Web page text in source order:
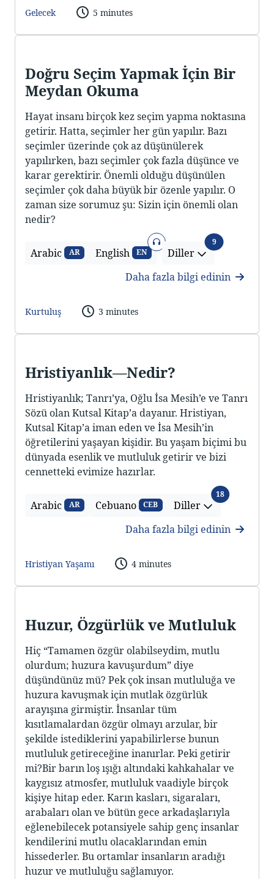
Gelecek 5 minutes
Doğru Seçim Yapmak İçin Bir
Meydan Okuma
Hayat insanı birçok kez seçim yapma noktasına
getirir. Hatta, seçimler her gün yapılır. Bazı
seçimler üzerinde çok az düşünülerek
yapılırken, bazı seçimler çok fazla düşünce ve
karar gerektirir. Önemli olduğu düşünülen
seçimler çok daha büyük bir özenle yapılır. O
zaman size sorumuz şu: Sizin için önemli olan
nedir?
Arabic AR English EN
Ses
Diller
9Diller
Daha fazla bilgi edinin
Kurtuluş 3 minutes
Hristiyanlık—Nedir?
Hristiyanlık; Tanrı’ya, Oğlu İsa Mesih’e ve Tanrı
Sözü olan Kutsal Kitap’a dayanır. Hristiyan,
Kutsal Kitap’a iman eden ve İsa Mesih’in
öğretilerini yaşayan kişidir. Bu yaşam biçimi bu
dünyada esenlik ve mutluluk getirir ve bizi
cennetteki evimize hazırlar.
Arabic AR Cebuano CEB Diller
18Diller
Daha fazla bilgi edinin
Hristiyan Yaşamı 4 minutes
Huzur, Özgürlük ve Mutluluk
Hiç “Tamamen özgür olabilseydim, mutlu
olurdum; huzura kavuşurdum” diye
düşündünüz mü? Pek çok insan mutluluğa ve
huzura kavuşmak için mutlak özgürlük
arayışına girmiştir. İnsanlar tüm
kısıtlamalardan özgür olmayı arzular, bir
şekilde istediklerini yapabilirlerse bunun
mutluluk getireceğine inanırlar. Peki getirir
mi?Bir barın loş ışığı altındaki kahkahalar ve
kaygısız atmosfer, mutluluk vaadiyle birçok
kişiye hitap eder. Karın kasları, sigaraları,
arabaları olan ve bütün gece arkadaşlarıyla
eğlenebilecek potansiyele sahip genç insanlar
kendilerini mutlu olacaklarından emin
hissederler. Bu ortamlar insanların aradığı
huzur ve mutluluğu sağlamıyor.